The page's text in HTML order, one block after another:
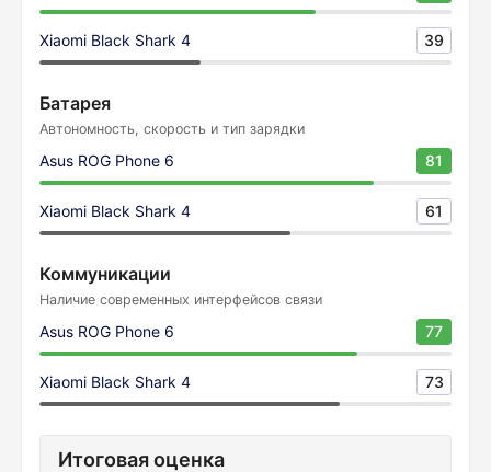
Xiaomi Black Shark 4 39
Батарея
Автономность, скорость и тип зарядки
Asus ROG Phone 6 81
Xiaomi Black Shark 4 61
Коммуникации
Наличие современных интерфейсов связи
Asus ROG Phone 6 77
Xiaomi Black Shark 4 73
Итоговая оценка